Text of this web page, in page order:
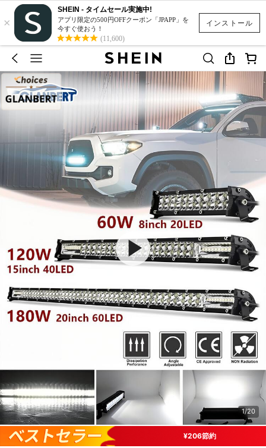
インストール
×
SHEIN - タイムセール実施中!
アプリ限定の500円OFFクーポン「JPAPP」を
今すぐ使おう！
(11,600)
1/20
¥206節約